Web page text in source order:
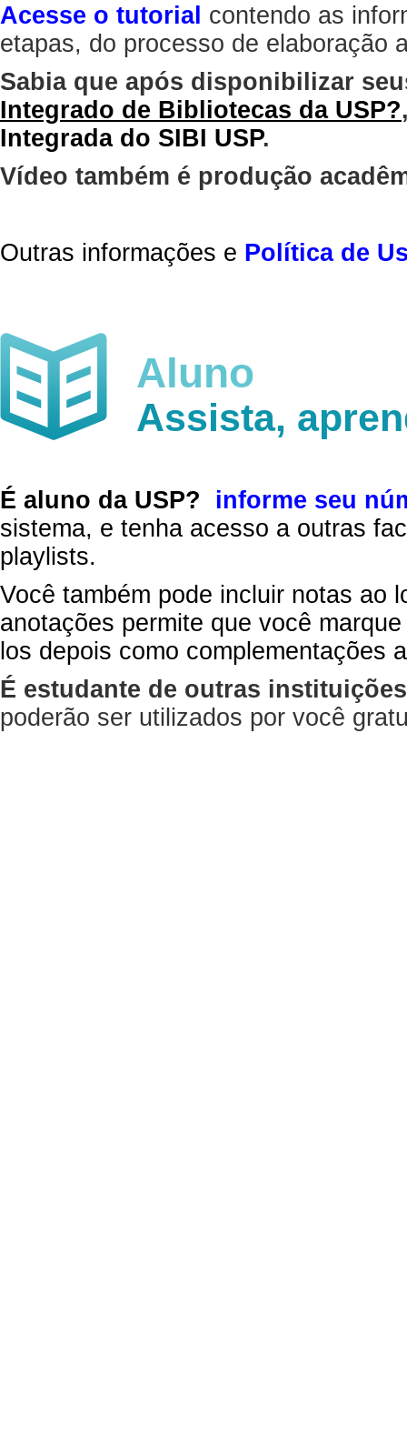
Acesse o tutorial contendo as
etapas, do processo de elaboração
Sabia que após disponibilizar
Integrado de Bibliotecas da USP?
Integrada do SIBI USP.
Vídeo também é produção
Outras informações e Política de
Aluno
Assista,
É aluno da USP?
informe seu
sistema, e tenha acesso a outras
playlists.
Você também pode incluir notas ao
anotações permite que você
los depois como complementações
É estudante de outras
poderão ser utilizados por você